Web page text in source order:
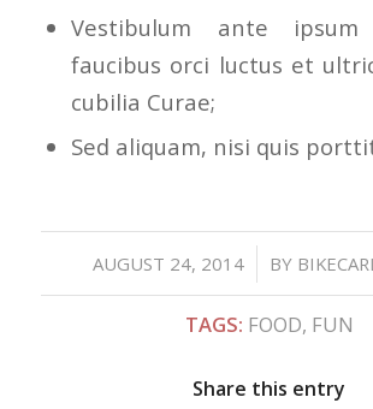
Vestibulum ante
faucibus orci luctus et
cubilia Curae;
Sed aliquam, nisi quis
AUGUST 24, 2014
/ BY
TAGS: FOOD, FUN
Share this entry